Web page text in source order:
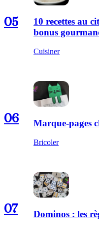
05
10 recettes au
bonus
Cuisiner
06 Marque-pages
Bricoler
07 Dominos : les